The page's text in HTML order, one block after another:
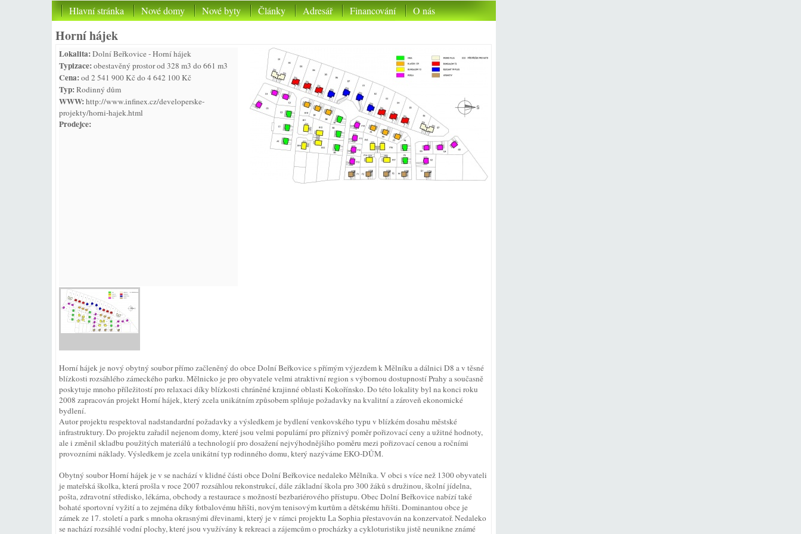
Hlavní stránka Nové domy Nové byty Články Adresář Financování O nás
Horní hájek
Lokalita:Dolní Beřkovice - Horní hájek
Typizace:obestavěný prostor od 328 m3 do 661 m3
Cena:od 2 541 900 Kč do 4 642 100 Kč
Typ:Rodinný dům
WWW:http://www.infinex.cz/developerske-
projekty/horni-hajek.html
Prodejce:
Horní hájek je nový obytný soubor přímo začleněný do obce Dolní Beřkovice s přímým výjezdem k Mělníku a dálnici D8 a v těsné
blízkosti rozsáhlého zámeckého parku. Mělnicko je pro obyvatele velmi atraktivní region s výbornou dostupností Prahy a současně
poskytuje mnoho příležitostí pro relaxaci díky blízkosti chráněné krajinné oblasti Kokořínsko. Do této lokality byl na konci roku
2008 zapracován projekt Horní hájek, který zcela unikátním způsobem splňuje požadavky na kvalitní a zároveň ekonomické
bydlení.
Autor projektu respektoval nadstandardní požadavky a výsledkem je bydlení venkovského typu v blízkém dosahu městské
infrastruktury. Do projektu zařadil nejenom domy, které jsou velmi populární pro příznivý poměr pořizovací ceny a užitné hodnoty,
ale i změnil skladbu použitých materiálů a technologií pro dosažení nejvýhodnějšího poměru mezi pořizovací cenou a ročními
provozními náklady. Výsledkem je zcela unikátní typ rodinného domu, který nazýváme EKO-DŮM.
Obytný soubor Horní hájek je v se nachází v klidné části obce Dolní Beřkovice nedaleko Mělníka. V obci s více než 1300 obyvateli
je mateřská školka, která prošla v roce 2007 rozsáhlou rekonstrukcí, dále základní škola pro 300 žáků s družinou, školní jídelna,
pošta, zdravotní středisko, lékárna, obchody a restaurace s možností bezbariérového přístupu. Obec Dolní Beřkovice nabízí také
bohaté sportovní vyžití a to zejména díky fotbalovému hřišti, novým tenisovým kurtům a dětskému hřišti. Dominantou obce je
zámek ze 17. století a park s mnoha okrasnými dřevinami, který je v rámci projektu La Sophia přestavován na konzervatoř. Nedaleko
se nachází rozsáhlé vodní plochy, které jsou využívány k rekreaci a zájemcům o procházky a cykloturistiku jistě neunikne známé